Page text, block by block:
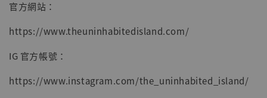
官方網站：
https://www.theuninhabitedisland.com/
IG 官方帳號：
https://www.instagram.com/the_uninhabited_island/